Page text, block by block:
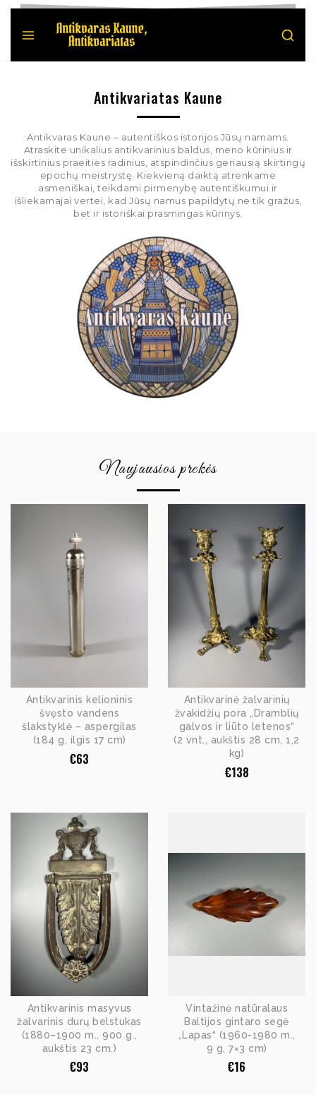
Antikvariatas Kaune
Antikvaras Kaune – autentiškos istorijos Jūsų namams.
Atraskite unikalius antikvarinius baldus, meno kūrinius ir
išskirtinius praeities radinius, atspindinčius geriausią skirtingų
epochų meistrystę. Kiekvieną daiktą atrenkame
asmeniškai, teikdami pirmenybę autentiškumui ir
išliekamajai vertei, kad Jūsų namus papildytų ne tik gražus,
bet ir istoriškai prasmingas kūrinys.
Naujausios prekės
Antikvarinis kelioninis
švęsto vandens
šlakstyklė – aspergilas
(184 g, ilgis 17 cm)
€63
Antikvarinė žalvarinių
žvakidžių pora „Dramblių
galvos ir liūto letenos“
(2 vnt., aukštis 28 cm, 1,2
kg)
€138
Antikvarinis masyvus
žalvarinis durų belstukas
(1880–1900 m., 900 g.,
aukštis 23 cm.)
€93
Vintažinė natūralaus
Baltijos gintaro segė
„Lapas“ (1960-1980 m.,
9 g, 7×3 cm)
€16